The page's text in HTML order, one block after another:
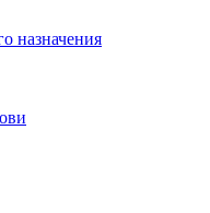
назначения